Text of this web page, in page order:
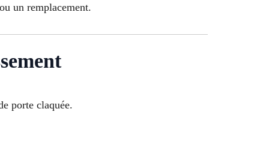
un remplacement.
porte claquée.